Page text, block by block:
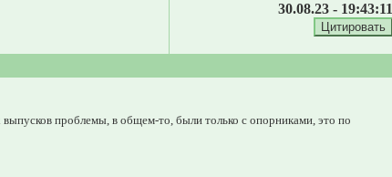
30.08.23 - 19:43:11
проблемы, в общем-то, были только с опорниками, это по